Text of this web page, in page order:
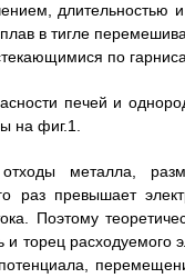
длительностью
в тигле
по
печей и
на фиг.1.
металла,
раз превышает
Поэтому
торец